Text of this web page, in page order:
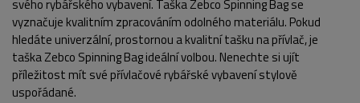
svého rybářského vybavení. Taška Zebco Spinning Bag se
vyznačuje kvalitním zpracováním odolného materiálu. Pokud
hledáte univerzální, prostornou a kvalitní tašku na přívlač, je
taška Zebco Spinning Bag ideální volbou. Nenechte si ujít
příležitost mít své přívlačové rybářské vybavení stylově
uspořádané.